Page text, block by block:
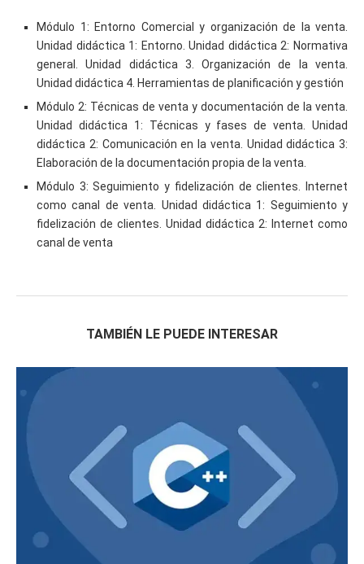
Módulo 1: Entorno Comercial y organización de la venta.
Unidad didáctica 1: Entorno. Unidad didáctica 2: Normativa
general. Unidad didáctica 3. Organización de la venta.
Unidad didáctica 4. Herramientas de planificación y gestión
Módulo 2: Técnicas de venta y documentación de la venta.
Unidad didáctica 1: Técnicas y fases de venta. Unidad
didáctica 2: Comunicación en la venta. Unidad didáctica 3:
Elaboración de la documentación propia de la venta.
Módulo 3: Seguimiento y fidelización de clientes. Internet
como canal de venta. Unidad didáctica 1: Seguimiento y
fidelización de clientes. Unidad didáctica 2: Internet como
canal de venta
TAMBIÉN LE PUEDE INTERESAR